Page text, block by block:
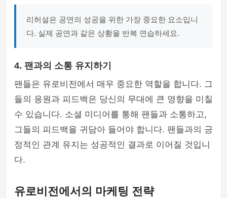
리허설은 공연의 성공을 위한 가장 중요한 요소입니
다. 실제 공연과 같은 상황을 반복 연습하세요.
4. 팬과의 소통 유지하기
팬들은 유로비전에서 매우 중요한 역할을 합니다. 그
들의 응원과 피드백은 당신의 무대에 큰 영향을 미칠
수 있습니다. 소셜 미디어를 통해 팬들과 소통하고,
그들의 피드백을 귀담아 들어야 합니다. 팬들과의 긍
정적인 관계 유지는 성공적인 결과로 이어질 것입니
다.
유로비전에서의 마케팅 전략